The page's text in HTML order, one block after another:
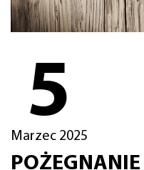
5
Marzec 2025
POŻEGNANIE